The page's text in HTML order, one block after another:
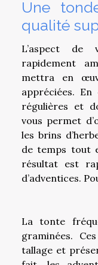
Une
qualité
L’aspect de
rapidement
mettra en
appréciées.
régulières et
vous permet
les brins
de temps tout
résultat est
d’adventices.
La tonte
graminées.
tallage et